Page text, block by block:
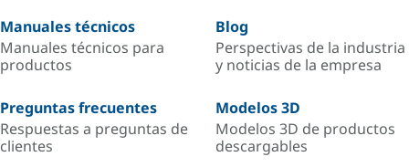
Manuales técnicos
Manuales técnicos para
productos
Blog
Perspectivas de la industria
y noticias de la empresa
Preguntas frecuentes
Respuestas a preguntas de
clientes
Modelos 3D
Modelos 3D de productos
descargables